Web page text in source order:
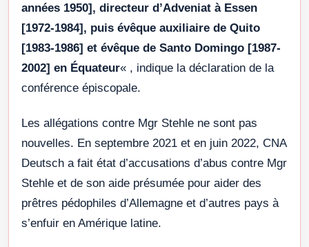
années 1950], directeur d’Adveniat à Essen
[1972-1984], puis évêque auxiliaire de Quito
[1983-1986] et évêque de Santo Domingo [1987-
2002] en Équateur« , indique la déclaration de la
conférence épiscopale.
Les allégations contre Mgr Stehle ne sont pas
nouvelles. En septembre 2021 et en juin 2022, CNA
Deutsch a fait état d’accusations d’abus contre Mgr
Stehle et de son aide présumée pour aider des
prêtres pédophiles d’Allemagne et d’autres pays à
s’enfuir en Amérique latine.